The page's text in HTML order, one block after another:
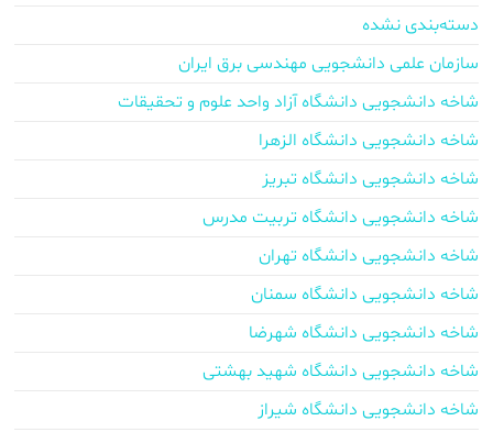
دسته‌بندی نشده
سازمان علمی دانشجویی مهندسی برق ایران
شاخه دانشجویی دانشگاه آزاد واحد علوم و تحقیقات
شاخه دانشجویی دانشگاه الزهرا
شاخه دانشجویی دانشگاه تبریز
شاخه دانشجویی دانشگاه تربیت مدرس
شاخه دانشجویی دانشگاه تهران
شاخه دانشجویی دانشگاه سمنان
شاخه دانشجویی دانشگاه شهرضا
شاخه دانشجویی دانشگاه شهید بهشتی
شاخه دانشجویی دانشگاه شیراز